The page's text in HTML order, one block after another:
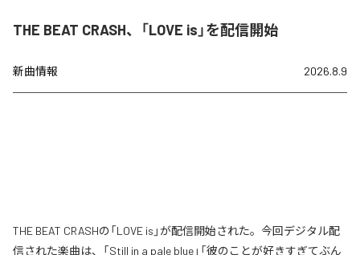
THE BEAT CRASH、「LOVE is」を配信開始
新曲情報 2026.8.9
THE BEAT CRASHの「LOVE is」が配信開始された。今回デジタル配
信された楽曲は、「Still in a pale blue」「彼のことが好きすぎてぶん